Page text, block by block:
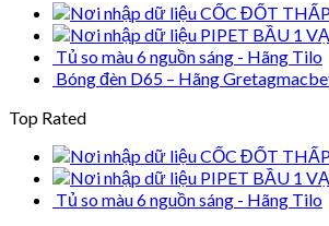
CỐC ĐỐT
PIPET BẦU 1
Tủ so màu 6 nguồn sáng - Hãng Tilo
Bóng đèn D65 – Hãng
Top Rated
CỐC ĐỐT
PIPET BẦU 1
Tủ so màu 6 nguồn sáng - Hãng Tilo